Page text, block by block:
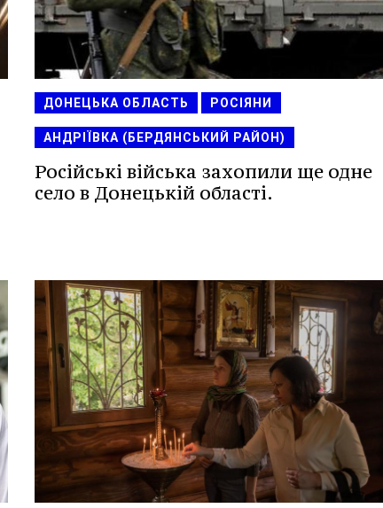
ДОНЕЦЬКА ОБЛАСТЬ РОСІЯНИ
АНДРІЇВКА (БЕРДЯНСЬКИЙ РАЙОН)
Російські війська захопили ще одне
село в Донецькій області.